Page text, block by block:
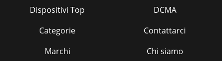
Dispositivi Top
Categorie
Marchi
DCMA
Contattarci
Chi siamo